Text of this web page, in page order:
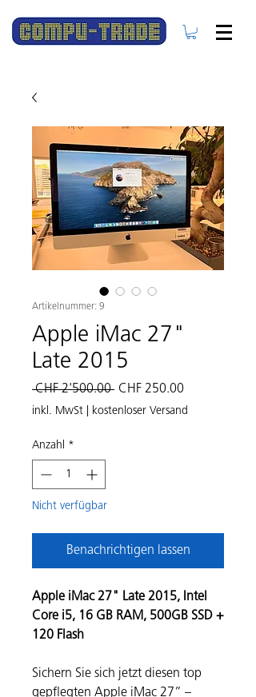
Artikelnummer: 9
Apple iMac 27"
Late 2015
CHF 2'500.00 Standardpreis
CHF 250.00
Preis
inkl. MwSt kostenloser Versand
Anzahl *
Nicht verfügbar
Benachrichtigen lassen
Apple iMac 27" Late 2015, Intel
Core i5, 16 GB RAM, 500GB SSD +
120 Flash
Sichern Sie sich jetzt diesen top
gepflegten Apple iMac 27” –